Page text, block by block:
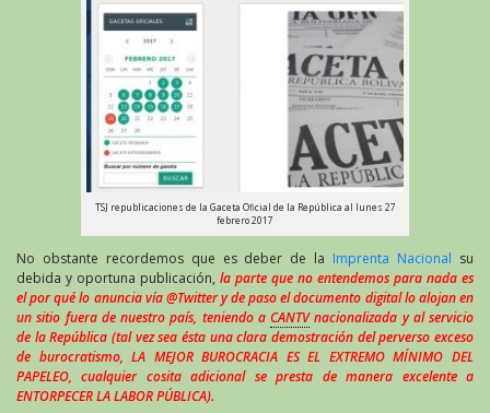
TSJ republicaciones de la Gaceta Oficial de la República al lunes 27
febrero 2017
No obstante recordemos que es deber de la Imprenta Nacional su
debida y oportuna publicación, la parte que no entendemos para nada es
el por qué lo anuncia vía @Twitter y de paso el documento digital lo alojan en
un sitio fuera de nuestro país, teniendo a CANTVnacionalizada y al servicio
de la República (tal vez sea ésta una clara demostración del perverso exceso
de burocratismo, LA MEJOR BUROCRACIA ES EL EXTREMO MÍNIMO DEL
PAPELEO, cualquier cosita adicional se presta de manera excelente a
ENTORPECER LA LABOR PÚBLICA).